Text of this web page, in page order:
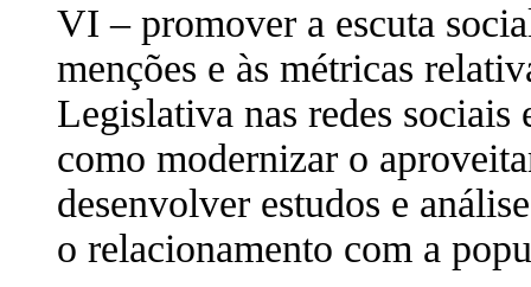
VI – promover a escuta
menções e às métricas
Legislativa nas redes
como modernizar o
desenvolver estudos e
o relacionamento com a